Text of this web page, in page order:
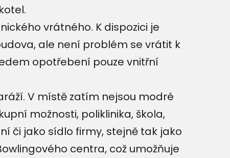
vrátného. K dispozici je
ale není problém se vrátit k
opotřebení pouze vnitřní
V místě zatím nejsou modré
možnosti, poliklinika, škola,
či jako sídlo firmy, stejně tak jako
centra, což umožňuje